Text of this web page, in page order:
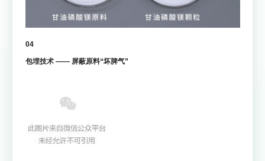
04
包埋技术 —— 屏蔽原料“坏脾气”